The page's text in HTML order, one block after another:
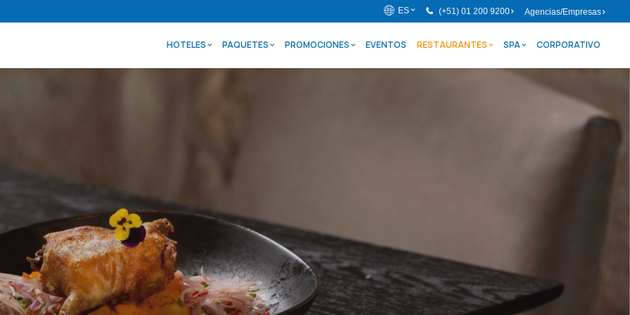
ES (+51) 01 200 9200 Agencias/Empresas
HOTELES PAQUETES PROMOCIONES EVENTOS RESTAURANTES SPA CORPORATIVO